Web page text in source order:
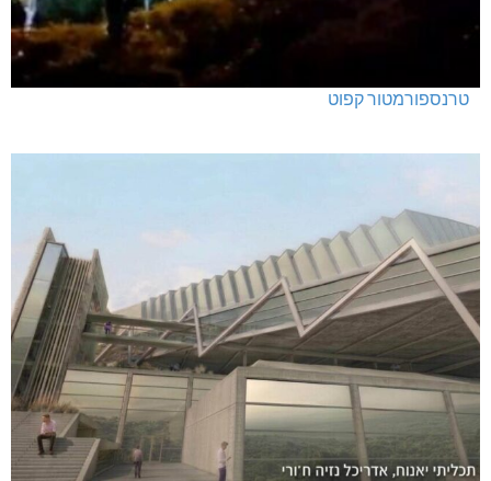
טרנספורמטור קפוט